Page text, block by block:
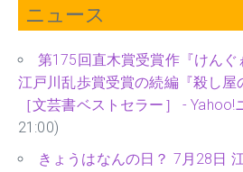
ニュース
第175回直木賞受賞作『けん
江戸川乱歩賞受賞の続編『殺し屋
［文芸書ベストセラー］ - Yahoo!
21:00)
きょうはなんの日？ 7月28日